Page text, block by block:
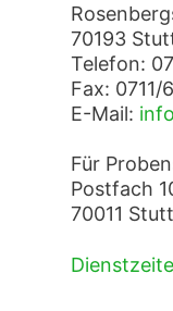
70193
Telefon:
Fax: 0711/
E-Mail:
Für
Postfach
70011